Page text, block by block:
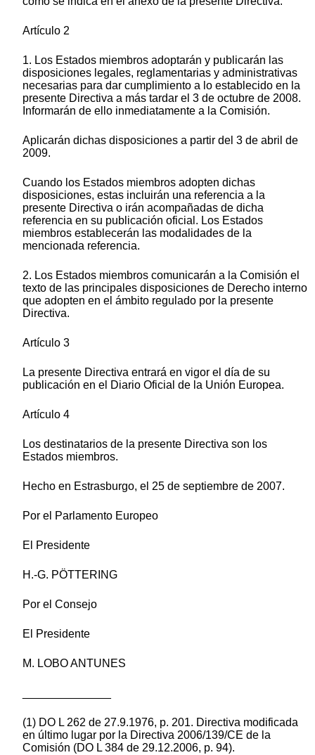
Artículo 2
1. Los Estados miembros adoptarán y publicarán las
disposiciones legales, reglamentarias y administrativas
necesarias para dar cumplimiento a lo establecido en la
presente Directiva a más tardar el 3 de octubre de 2008.
Informarán de ello inmediatamente a la Comisión.
Aplicarán dichas disposiciones a partir del 3 de abril de
2009.
Cuando los Estados miembros adopten dichas
disposiciones, estas incluirán una referencia a la
presente Directiva o irán acompañadas de dicha
referencia en su publicación oficial. Los Estados
miembros establecerán las modalidades de la
mencionada referencia.
2. Los Estados miembros comunicarán a la Comisión el
texto de las principales disposiciones de Derecho interno
que adopten en el ámbito regulado por la presente
Directiva.
Artículo 3
La presente Directiva entrará en vigor el día de su
publicación en el Diario Oficial de la Unión Europea.
Artículo 4
Los destinatarios de la presente Directiva son los
Estados miembros.
Hecho en Estrasburgo, el 25 de septiembre de 2007.
Por el Parlamento Europeo
El Presidente
H.-G. PÖTTERING
Por el Consejo
El Presidente
M. LOBO ANTUNES
(1) DO L 262 de 27.9.1976, p. 201. Directiva modificada
en último lugar por la Directiva 2006/139/CE de la
Comisión (DO L 384 de 29.12.2006, p. 94).